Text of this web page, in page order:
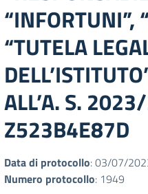
“INFORTUNI”,
“TUTELA
ALL’A. S.
Z523B4E87D
Data di protocollo: 03/07/
Numero protocollo: 1949